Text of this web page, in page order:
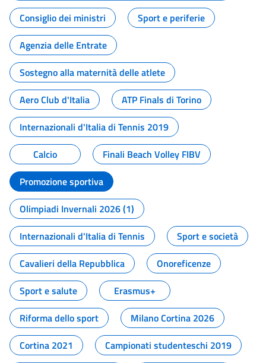
Consiglio dei ministri
Sport e periferie
Agenzia delle Entrate
Sostegno alla maternità delle atlete
Aero Club d'Italia
ATP Finals di Torino
Internazionali d'Italia di Tennis 2019
Calcio
Finali Beach Volley FIBV
Promozione sportiva
Olimpiadi Invernali 2026 (1)
Internazionali d'Italia di Tennis
Sport e società
Cavalieri della Repubblica
Onoreficenze
Sport e salute
Erasmus+
Riforma dello sport
Milano Cortina 2026
Cortina 2021
Campionati studenteschi 2019